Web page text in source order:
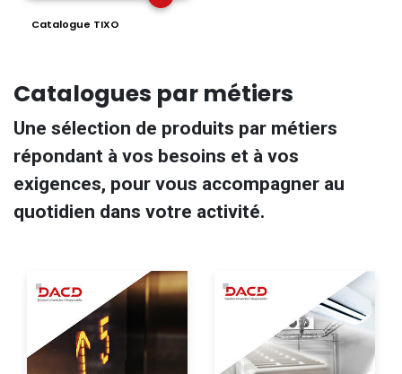
Catalogue TIXO
Catalogues par métiers
Une sélection de produits par métiers
répondant à vos besoins et à vos
exigences, pour vous accompagner au
quotidien dans votre activité.